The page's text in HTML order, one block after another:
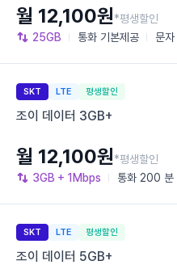
25GB 통화 기본제공 문자
월 12,100원*평생할인
SKT LTE 평생할인
조이 데이터 3GB+
3GB + 1Mbps 통화 200 분
월 12,100원*평생할인
SKT LTE 평생할인
조이 데이터 5GB+